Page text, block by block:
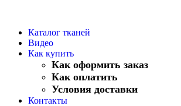
Каталог тканей
Видео
Как купить
Как оформить заказ
Как оплатить
Условия доставки
Контакты